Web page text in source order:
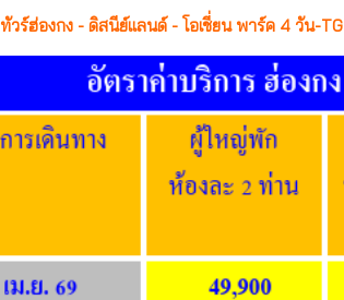
ทัวร์ฮ่องกง - ดิสนีย์แลนด์ - โอเชี่ยน พาร์ค 4 วัน-TG